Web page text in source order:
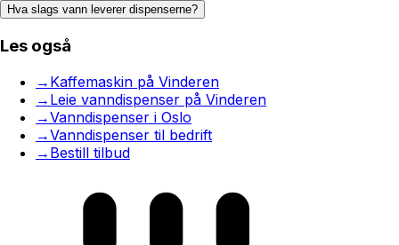
Hva slags vann leverer dispenserne?
Les også
→ Kaffemaskin på Vinderen
→ Leie vanndispenser på Vinderen
→Vanndispenser i Oslo
→Vanndispenser til bedrift
→ Bestill tilbud